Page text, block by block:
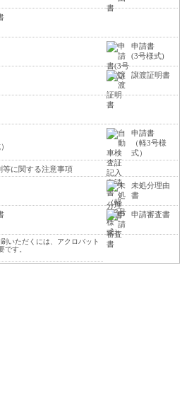
申請書
(3号様式)
譲渡証明書
申請書
（軽3号様
式）
等に関する注意事項
未処分理由
書
申請審査書
いただくには、アクロバット
です。